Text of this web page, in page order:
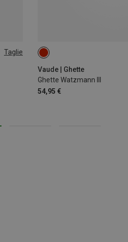
Taglie
Vaude | Ghette
Ghette Watzmann III
54,95 €
S